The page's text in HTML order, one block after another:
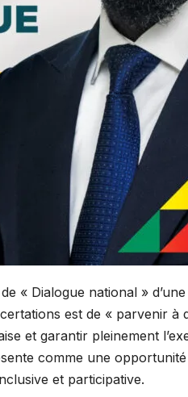
« Dialogue national »
est de « parvenir à
et garantir pleinement
comme une
et participative.